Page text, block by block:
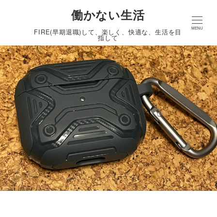
働かない生活
FIRE(早期退職)して、楽しく、快適な、生活を目
指して
MENU